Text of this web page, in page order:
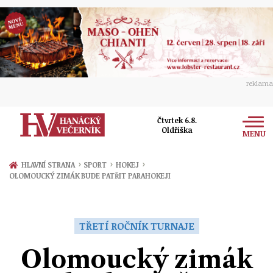
reklama
Čtvrtek 6.8.
Oldřiška
MENU
Zprávy
Přerov
Ekonomika
Ženy
Sport
HLAVNÍ STRANA › SPORT › HOKEJ ›
OLOMOUCKÝ ZIMÁK BUDE PATŘIT PARAHOKEJI
TŘETÍ ROČNÍK TURNAJE
Olomoucký zimák